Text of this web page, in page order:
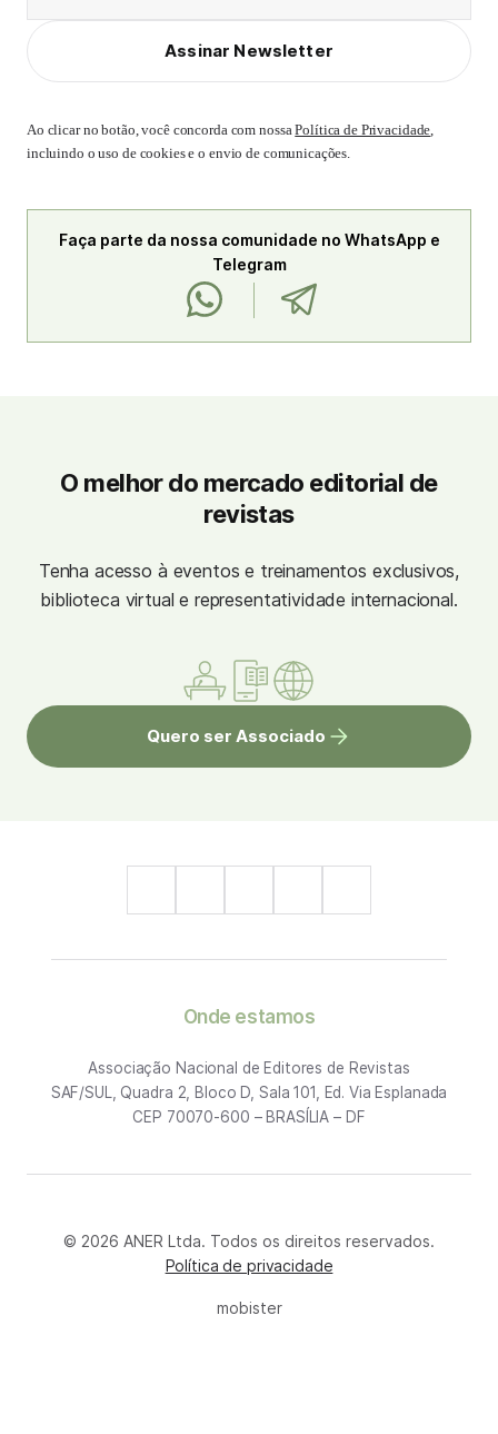
Assinar Newsletter
Ao clicar no botão, você concorda com nossaPolítica de Privacidade,
incluindo o uso de cookies e o envio de comunicações.
Faça parte da nossa comunidade no WhatsApp e
Telegram
O melhor do mercado editorial de
revistas
Tenha acesso à eventos e treinamentos exclusivos,
biblioteca virtual e representatividade internacional.
Quero ser Associado
Onde estamos
Associação Nacional de Editores de Revistas
SAF/SUL, Quadra 2, Bloco D, Sala 101, Ed. Via Esplanada
CEP 70070-600 – BRASÍLIA – DF
© 2026 ANER Ltda. Todos os direitos reservados.
Política de privacidade
mobister